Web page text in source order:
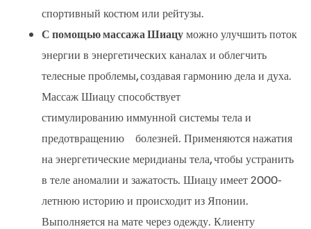
спортивный костюм или рейтузы.
С помощью массажа Шиацу можно улучшить поток
энергии в энергетических каналах и облегчить
телесные проблемы, создавая гармонию дела и духа.
Массаж Шиацу способствует
стимулированию иммунной системы тела и
предотвращению болезней. Применяются нажатия
на энергетические меридианы тела, чтобы устранить
в теле аномалии и зажатость. Шиацу имеет 2000-
летнюю историю и происходит из Японии.
Выполняется на мате через одежду. Клиенту